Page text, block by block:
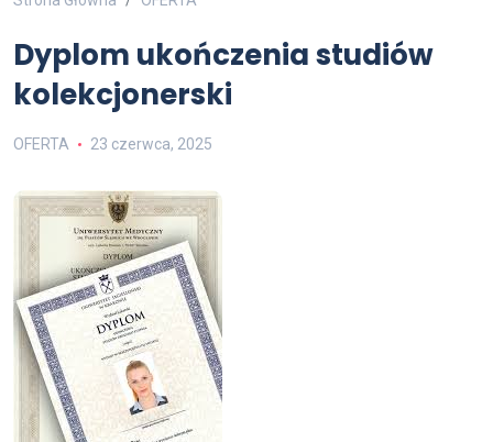
Dyplom ukończenia studiów
kolekcjonerski
OFERTA 23 czerwca, 2025